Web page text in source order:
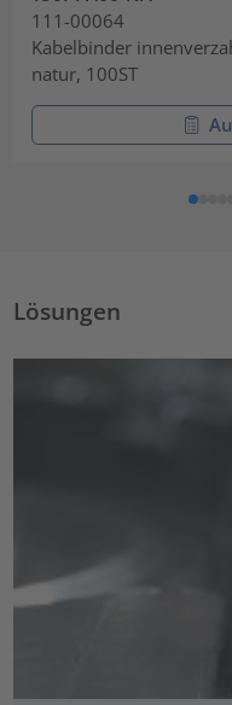
111-00064
Kabelbinder
natur, 100ST
Lösungen